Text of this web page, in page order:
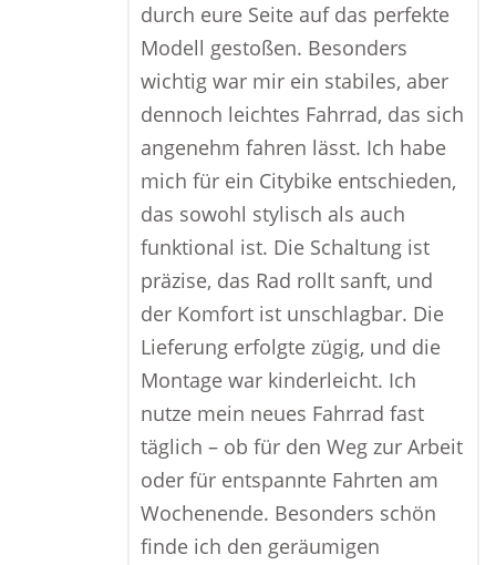
durch eure Seite auf das perfekte
Modell gestoßen. Besonders
wichtig war mir ein stabiles, aber
dennoch leichtes Fahrrad, das sich
angenehm fahren lässt. Ich habe
mich für ein Citybike entschieden,
das sowohl stylisch als auch
funktional ist. Die Schaltung ist
präzise, das Rad rollt sanft, und
der Komfort ist unschlagbar. Die
Lieferung erfolgte zügig, und die
Montage war kinderleicht. Ich
nutze mein neues Fahrrad fast
täglich – ob für den Weg zur Arbeit
oder für entspannte Fahrten am
Wochenende. Besonders schön
finde ich den geräumigen